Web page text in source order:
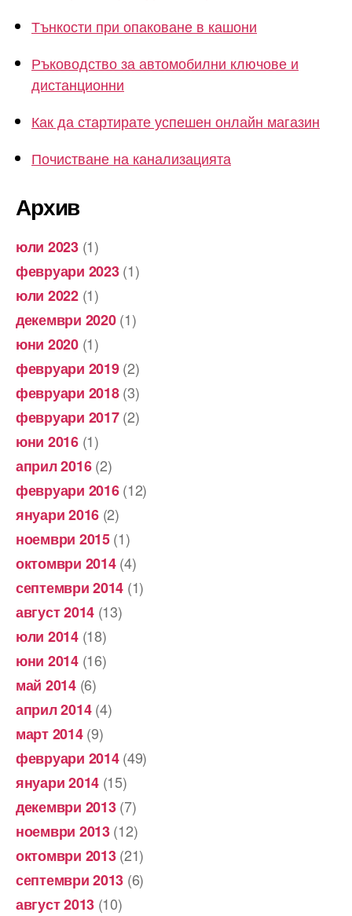
Тънкости при опаковане в кашони
Ръководство за автомобилни ключове и
дистанционни
Как да стартирате успешен онлайн магазин
Почистване на канализацията
Архив
юли 2023(1)
февруари 2023(1)
юли 2022(1)
декември 2020(1)
юни 2020(1)
февруари 2019(2)
февруари 2018(3)
февруари 2017(2)
юни 2016(1)
април 2016(2)
февруари 2016(12)
януари 2016 (2)
ноември 2015(1)
октомври 2014(4)
септември 2014 (1)
август 2014 (13)
юли 2014(18)
юни 2014(16)
май 2014(6)
април 2014(4)
март 2014(9)
февруари 2014(49)
януари 2014 (15)
декември 2013(7)
ноември 2013(12)
октомври 2013(21)
септември 2013 (6)
август 2013 (10)